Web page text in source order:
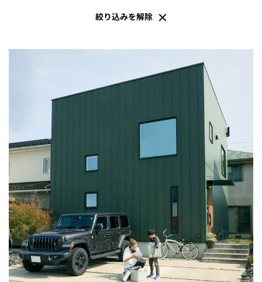
要
企業の
方へ
お問い
合わせ
プライ
バシー
ポリシ
採用情
絞り込みを解除